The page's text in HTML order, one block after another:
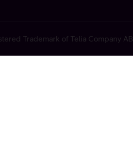
Trademark of Telia Company AB